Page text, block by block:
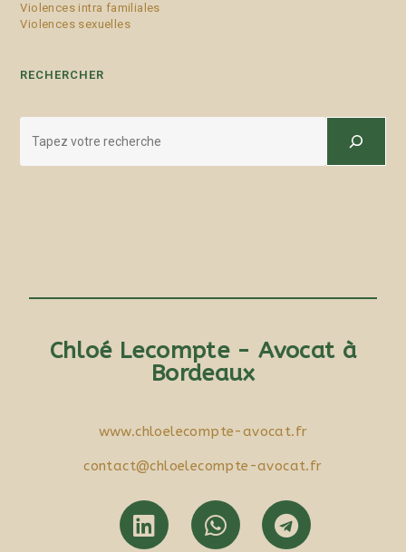
Violences intra familiales
Violences sexuelles
RECHERCHER
Chloé Lecompte - Avocat à
Bordeaux
www.chloelecompte-avocat.fr
contact@chloelecompte-avocat.fr